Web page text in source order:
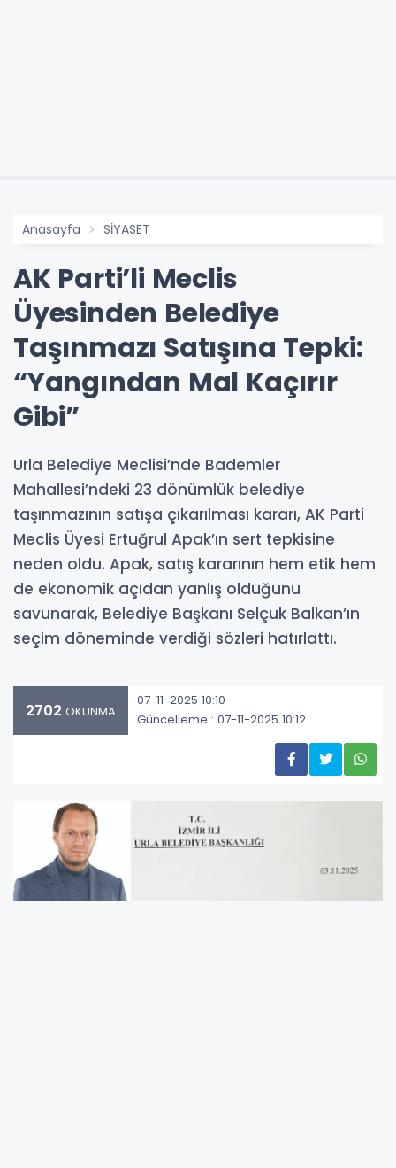
Anasayfa SİYASET
AK Parti’li Meclis
Üyesinden Belediye
Taşınmazı Satışına Tepki:
“Yangından Mal Kaçırır
Gibi”
Urla Belediye Meclisi’nde Bademler
Mahallesi’ndeki 23 dönümlük belediye
taşınmazının satışa çıkarılması kararı, AK Parti
Meclis Üyesi Ertuğrul Apak’ın sert tepkisine
neden oldu. Apak, satış kararının hem etik hem
de ekonomik açıdan yanlış olduğunu
savunarak, Belediye Başkanı Selçuk Balkan’ın
seçim döneminde verdiği sözleri hatırlattı.
2702 OKUNMA
07-11-2025 10:10
Güncelleme : 07-11-2025 10:12